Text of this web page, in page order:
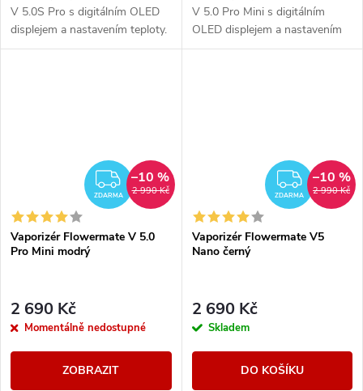
V 5.0S Pro s digitálním OLED
displejem a nastavením teploty.
Vaporizér je vhodný nejen na
V 5.0 Pro Mini s digitálním
OLED displejem a nastavením
teploty. Vaporizér je vhodný
ZDARMA
ZDARMA 2 990 Kč
–10 %
Vaporizér Flowermate V 5.0
Pro Mini modrý
2 690 Kč
Momentálně nedostupné
ZOBRAZIT
ZDARMA 2 990 Kč
–10 %
Vaporizér Flowermate V5
Nano černý
2 690 Kč
Skladem
DO KOŠÍKU